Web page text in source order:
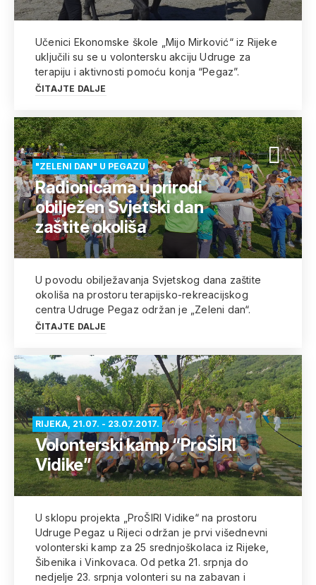
Učenici Ekonomske škole „Mijo Mirković“ iz Rijeke
uključili su se u volontersku akciju Udruge za
terapiju i aktivnosti pomoću konja “Pegaz”.
ČITAJTE DALJE
"ZELENI DAN" U PEGAZU
Radionicama u prirodi
obilježen Svjetski dan
zaštite okoliša
U povodu obilježavanja Svjetskog dana zaštite
okoliša na prostoru terapijsko-rekreacijskog
centra Udruge Pegaz održan je „Zeleni dan“.
ČITAJTE DALJE
RIJEKA, 21.07. - 23.07.2017.
Volonterski kamp “ProŠIRI
Vidike”
U sklopu projekta „ProŠIRI Vidike“ na prostoru
Udruge Pegaz u Rijeci održan je prvi višednevni
volonterski kamp za 25 srednjoškolaca iz Rijeke,
Šibenika i Vinkovaca. Od petka 21. srpnja do
nedjelje 23. srpnja volonteri su na zabavan i